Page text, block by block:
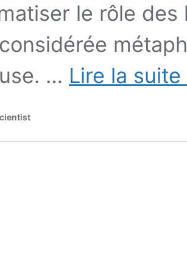
le rôle
… Lire la suite